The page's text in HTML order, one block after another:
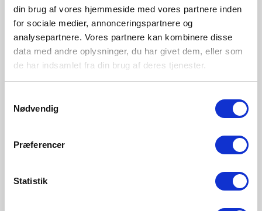
din brug af vores hjemmeside med vores partnere inden
for sociale medier, annonceringspartnere og
analysepartnere. Vores partnere kan kombinere disse
data med andre oplysninger, du har givet dem, eller som
de har indsamlet fra din brug af deres tjenester.
Nødvendig
Præferencer
Statistik